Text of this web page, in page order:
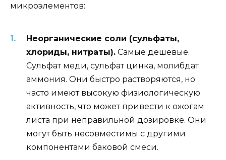
микроэлементов:
Неорганические соли (сульфаты,
хлориды, нитраты). Самые дешевые.
Сульфат меди, сульфат цинка, молибдат
аммония. Они быстро растворяются, но
часто имеют высокую физиологическую
активность, что может привести к ожогам
листа при неправильной дозировке. Они
могут быть несовместимы с другими
компонентами баковой смеси.